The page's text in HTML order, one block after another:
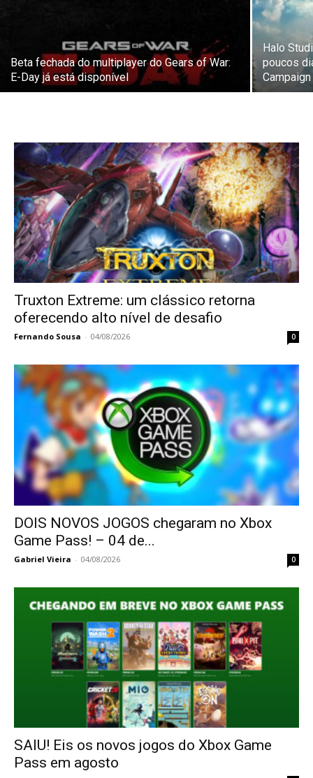
Beta fechada do multiplayer do Gears of War:
E-Day já está disponível
Halo
poucos
Truxton Extreme: um clássico retorna
oferecendo alto nível de desafio
Fernando Sousa - 04/08/2026 0
DOIS NOVOS JOGOS chegaram no Xbox
Game Pass! – 04 de...
Gabriel Vieira - 04/08/2026 0
SAIU! Eis os novos jogos do Xbox Game
Pass em agosto